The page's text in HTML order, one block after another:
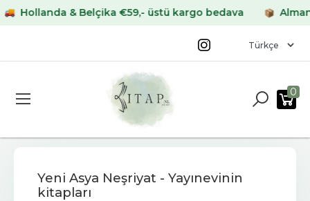
& Belçika €59,- üstü kargo bedava Almanya
0
Yeni Asya Neşriyat - Yayınevinin
kitapları